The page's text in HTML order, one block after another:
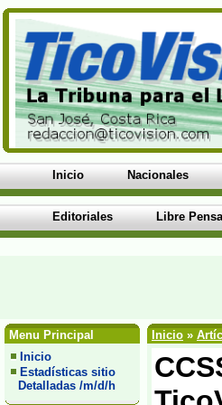
Inicio Nacionales
Editoriales Libre
Menu Principal
Inicio
Estadísticas sitio
Detalladas /m/d/h
Inicio »